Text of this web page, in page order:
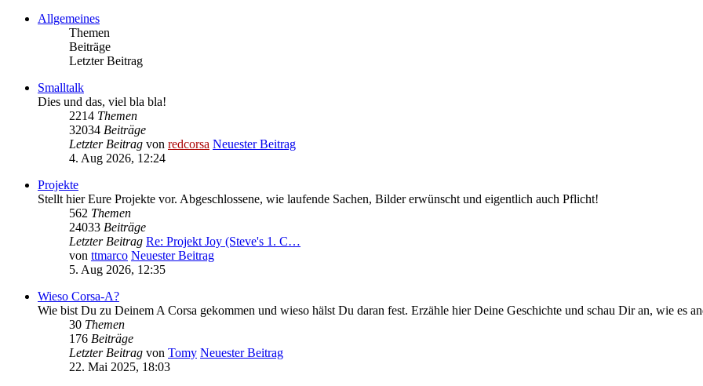
Allgemeines
Themen
Beiträge
Letzter Beitrag
Smalltalk
Dies und das, viel bla bla!
2214 Themen
32034 Beiträge
Letzter Beitrag von redcorsa Neuester Beitrag
4. Aug 2026, 12:24
Projekte
Stellt hier Eure Projekte vor. Abgeschlossene, wie laufende Sachen, Bilder erwünscht und eigentlich auch Pflicht!
562 Themen
24033 Beiträge
Letzter Beitrag Re: Projekt Joy (Steve's 1. C…
von ttmarco Neuester Beitrag
5. Aug 2026, 12:35
Wieso Corsa-A?
Wie bist Du zu Deinem A Corsa gekommen und wieso hälst Du daran fest. Erzähle hier Deine Geschichte und schau Dir an, wie es
30 Themen
176 Beiträge
Letzter Beitrag von Tomy Neuester Beitrag
22. Mai 2025, 18:03